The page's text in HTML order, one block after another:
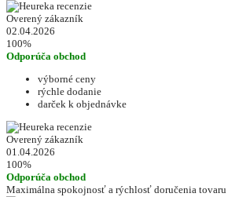
Overený zákazník
02.04.2026
100%
Odporúča obchod
výborné ceny
rýchle dodanie
darček k objednávke
Overený zákazník
01.04.2026
100%
Odporúča obchod
Maximálna spokojnosť a rýchlosť doručenia tovaru